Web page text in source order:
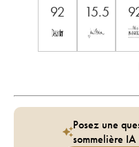
92 15.5
Posez une
sommelière IA